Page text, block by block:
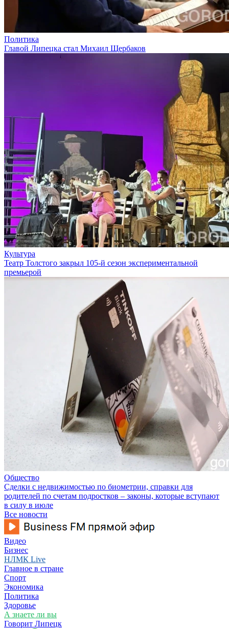
Политика
Главой Липецка стал Михаил Щербаков
Культура
Театр Толстого закрыл 105-й сезон экспериментальной
премьерой
Общество
Сделки с недвижимостью по биометрии, справки для
родителей по счетам подростков – законы, которые вступают
в силу в июле
Все новости
Видео
Бизнес
НЛМК Live
Главное в стране
Спорт
Экономика
Политика
Здоровье
А знаете ли вы
Говорит Липецк